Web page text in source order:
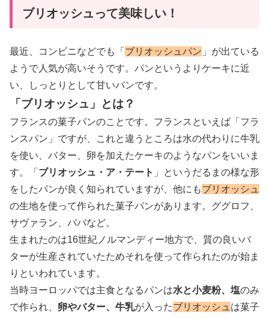
ブリオッシュって美味しい！
最近、コンビニなどでも「 ブリオッシュパン 」が出ている
ようで人気が高いそうです。パンというよりケーキに近
い、しっとりとして甘いパンです。
「ブリオッシュ」とは？
フランスの菓子パンのことです。フランスといえば「フラ
ンスパン」ですが、これと違うところは水の代わりに牛乳
を使い、バター、卵を加えたケーキのようなパンをいいま
す。「 ブリオッシュ・ア・テート 」というだるまの様な形
をしたパンが良く知られていますが、他にもブリオッシュ
の生地を使って作られた菓子パンがあります。ググロフ、
サヴァラン、ババなど。
生まれたのは16世紀ノルマンディー地方で、質の良いバ
ターが生産されていたためそれを使って作られたのが始ま
りといわれています。
当時ヨーロッパでは主食となるパンは水と小麦粉、塩のみ
で作られ、 卵やバター、牛乳が入ったブリオッシュ は菓子